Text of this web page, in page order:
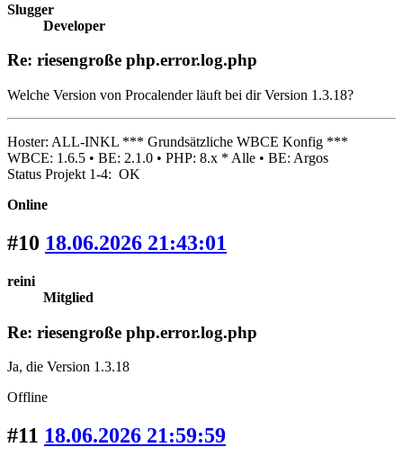
Slugger
Developer
Re: riesengroße php.error.log.php
Welche Version von Procalender läuft bei dir Version 1.3.18?
Hoster: ALL-INKL *** Grundsätzliche WBCE Konfig ***
WBCE: 1.6.5 • BE: 2.1.0 • PHP: 8.x * Alle • BE: Argos
Status Projekt 1-4: OK
Online
#10 18.06.2026 21:43:01
reini
Mitglied
Re: riesengroße php.error.log.php
Ja, die Version 1.3.18
Offline
#11 18.06.2026 21:59:59